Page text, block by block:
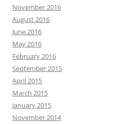
November 2016
August 2016
June 2016
May 2016
February 2016
September 2015
April 2015
March 2015
January 2015
November 2014